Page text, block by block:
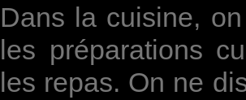
Dans la cuisine,
les préparations
les repas. On ne